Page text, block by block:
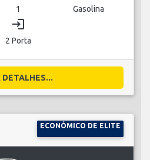
1 Gasolina
login
2 Porta
DETALHES...
ECONÓMICO DE ELITE